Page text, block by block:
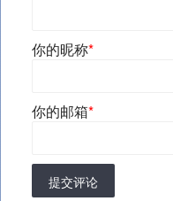
你的昵称*
你的邮箱*
提交评论